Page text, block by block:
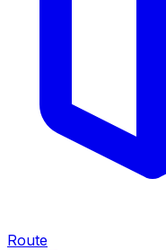
Route